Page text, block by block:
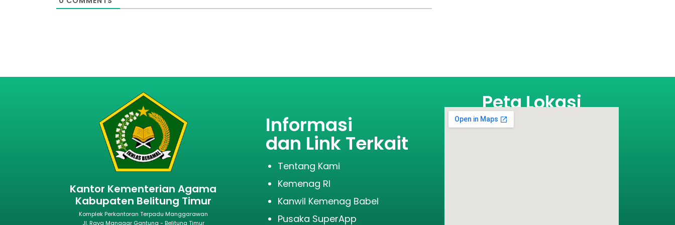
Kantor Kementerian Agama
Kabupaten Belitung Timur
Komplek Perkantoran Terpadu Manggarawan
Jl. Raya Manggar Gantung - Belitung Timur
Informasi
dan Link Terkait
Tentang Kami
Kemenag RI
Kanwil Kemenag Babel
Pusaka SuperApp
Peta Lokasi